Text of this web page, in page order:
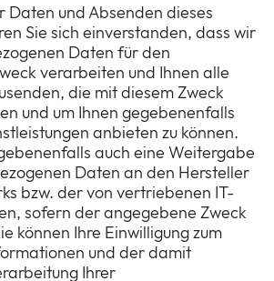
Daten und Absenden dieses
Sie sich einverstanden, dass wir
Daten für den
verarbeiten und Ihnen alle
die mit diesem Zweck
und um Ihnen gegebenenfalls
anbieten zu können.
auch eine Weitergabe
Daten an den Hersteller
bzw. der von vertriebenen IT-
sofern der angegebene Zweck
können Ihre Einwilligung zum
und der damit
Ihrer